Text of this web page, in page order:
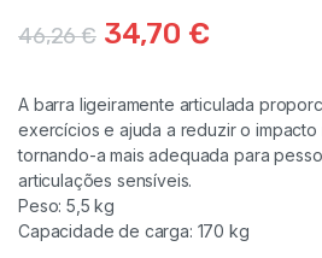
46,26€ 34,70 €
A barra ligeiramente articulada
exercícios e ajuda a reduzir o impacto
tornando-a mais adequada para
articulações sensíveis.
Peso: 5,5 kg
Capacidade de carga: 170 kg